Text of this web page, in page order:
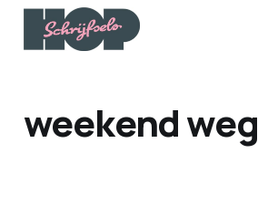
weekend weg